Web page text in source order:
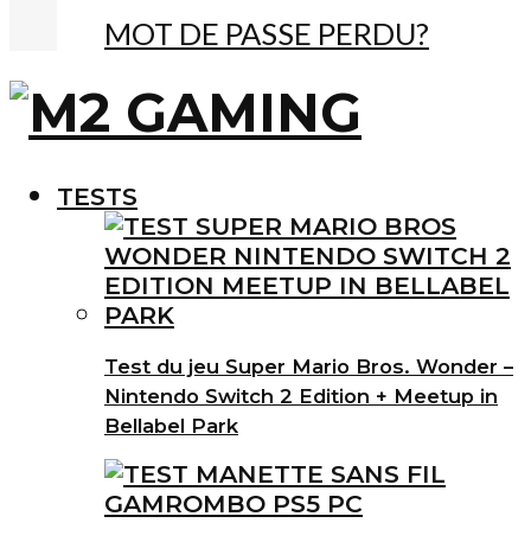
MOT DE PASSE PERDU?
TESTS
Test du jeu Super Mario Bros. Wonder –
Nintendo Switch 2 Edition + Meetup in
Bellabel Park